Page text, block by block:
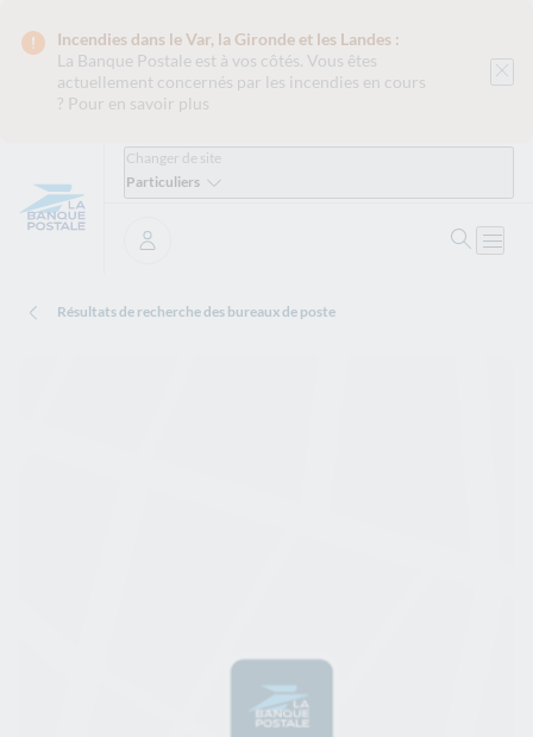
Incendies dans le Var, la Gironde et les Landes :
La Banque Postale est à vos côtés. Vous êtes
actuellement concernés par les incendies en cours
? Pour en savoir plus
Changer de site
Particuliers
Se connecter
Résultats de recherche des bureaux de poste